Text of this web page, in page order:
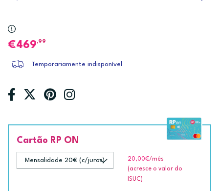
469,99
Temporariamente indisponível
Cartão RP ON
20,00€/mês
(acresce o valor do
ISUC)